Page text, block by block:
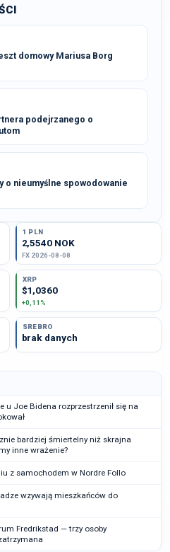
domowy Mariusa Borg
podejrzanego o
o nieumyślne spowodowanie
1 PLN
2,5540 NOK
FX 2026-08-08
XRP
$1,0360
+0,11%
SREBRO
brak danych
u Joe Bidena rozprzestrzenił się na
bardziej śmiertelny niż skrajna
inne wrażenie?
z samochodem w Nordre Follo
wzywają mieszkańców do
Fredrikstad — trzy osoby